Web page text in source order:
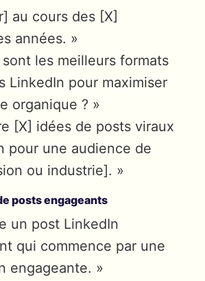
au cours des [X]
années. »
sont les meilleurs formats
LinkedIn pour maximiser
organique ? »
[X] idées de posts viraux
pour une audience de
ou industrie]. »
posts engageants
un post LinkedIn
qui commence par une
engageante. »